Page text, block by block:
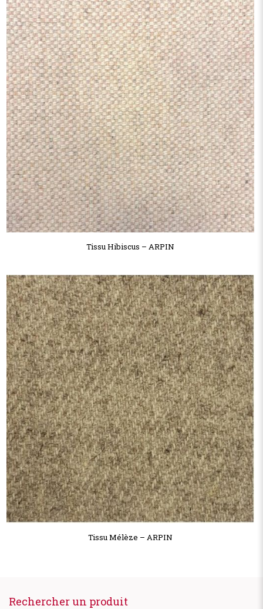
Tissu Hibiscus – ARPIN
Tissu Mélèze – ARPIN
Rechercher un produit